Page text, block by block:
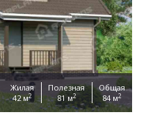
Жилая
42 м2
Полезная
81 м2
Общая
84 м2